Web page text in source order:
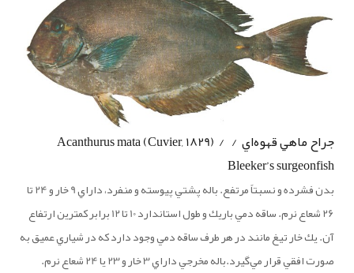
جراح ماهي قهوه‌اي / Acanthurus mata (Cuvier, 1829) /
Bleeker’s surgeonfish
بدن فشرده و نسبتاً مرتفع. باله پشتي پيوسته و منفرد، داراي 9 خار و 24 تا
26 شعاع نرم. ساقه دمي باريك و طول استاندارد 10 تا 12 برابر كمترين ارتفاع
آن. يك خار تيغ مانند در هر طرف ساقه دمي وجود دارد كه در شياري عميق به
صورت افقي قرار مي‌گيرد.باله مخرجي داراي 3 خار و 23 يا 24 شعاع نرم.